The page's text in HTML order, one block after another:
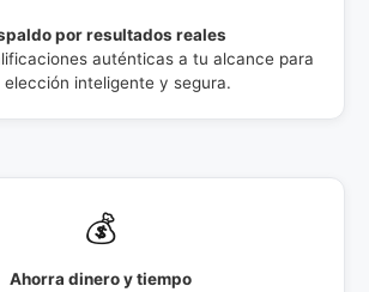
por resultados reales
auténticas a tu alcance para
elección inteligente y segura.
💰
Ahorra dinero y tiempo